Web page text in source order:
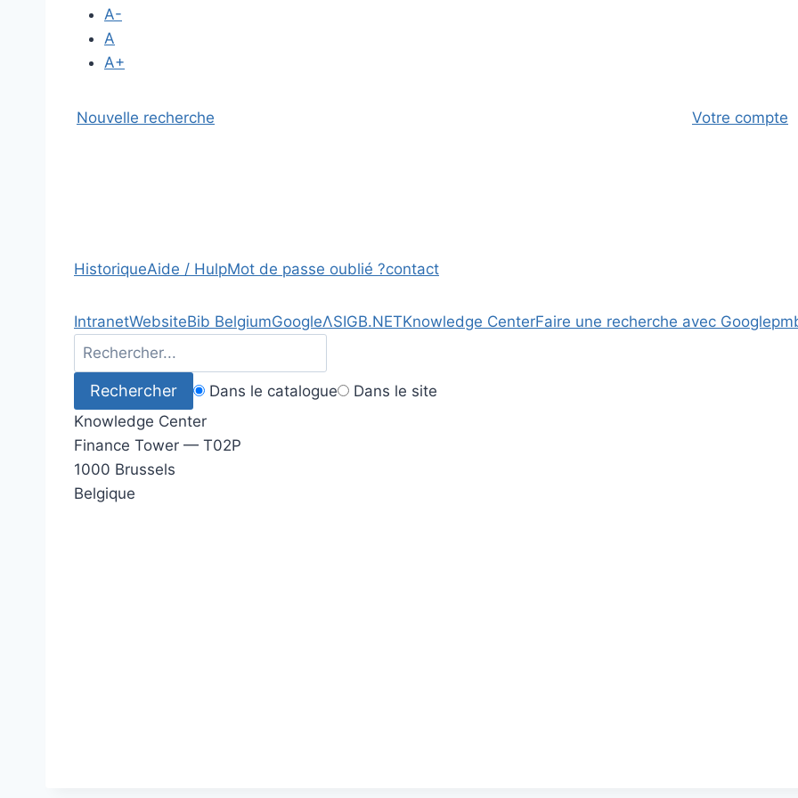
A-
A
A+
Nouvelle recherche Votre compte
HistoriqueAide / HulpMot de passe oublié ?contact
IntranetWebsiteBib BelgiumGoogleΛSIGB.NETKnowledge CenterFaire une recherche avec Google
Dans le catalogue
Dans le site
Knowledge Center
Finance Tower — T02P
1000 Brussels
Belgique